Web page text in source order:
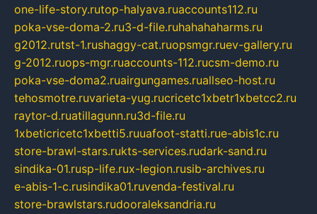
one-life-story.rutop-halyava.ruaccounts112.ru
poka-vse-doma-2.ru3-d-file.ruhahahaharms.ru
g2012.rutst-1.rushaggy-cat.ruopsmgr.ruev-gallery.ru
g-2012.ruops-mgr.ruaccounts-112.rucsm-demo.ru
poka-vse-doma2.ruairgungames.ruallseo-host.ru
tehosmotre.ruvarieta-yug.rucricetc1xbetr1xbetcc2.ru
raytor-d.ruatillagunn.ru3d-file.ru
1xbeticricetc1xbetti5.ruuafoot-statti.rue-abis1c.ru
store-brawl-stars.rukts-services.rudark-sand.ru
sindika-01.rusp-life.rux-legion.rusib-archives.ru
e-abis-1-c.rusindika01.ruvenda-festival.ru
store-brawlstars.rudooraleksandria.ru